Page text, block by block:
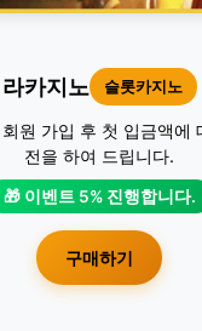
라카지노 슬롯카지노
원 가입 후 첫 입금액에
전을 하여 드립니다.
🎁 이벤트 5% 진행합니다.
구매하기